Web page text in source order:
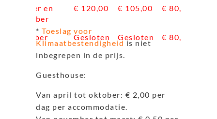
Oktober en
November
€ 120,00 € 105,00 € 80,00
December Gesloten Gesloten € 80,00
* Toeslag voor
Klimaatbestendigheid is niet
inbegrepen in de prijs.
Guesthouse:
Van april tot oktober: € 2,00 per
dag per accommodatie.